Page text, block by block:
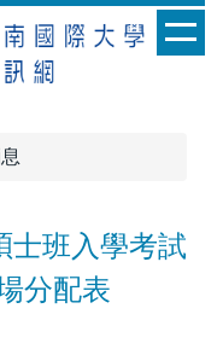
士班入學考試
分配表